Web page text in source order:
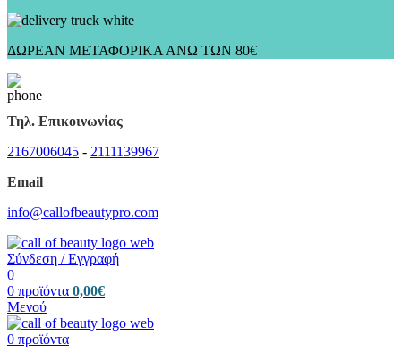
ΔΩΡΕΑΝ ΜΕΤΑΦΟΡΙΚΑ ΑΝΩ ΤΩΝ 80€
Τηλ. Επικοινωνίας
2167006045 - 2111139967
Email
info@callofbeautypro.com
Σύνδεση / Εγγραφή
0
0 προϊόντα 0,00€
Μενού
0 προϊόντα